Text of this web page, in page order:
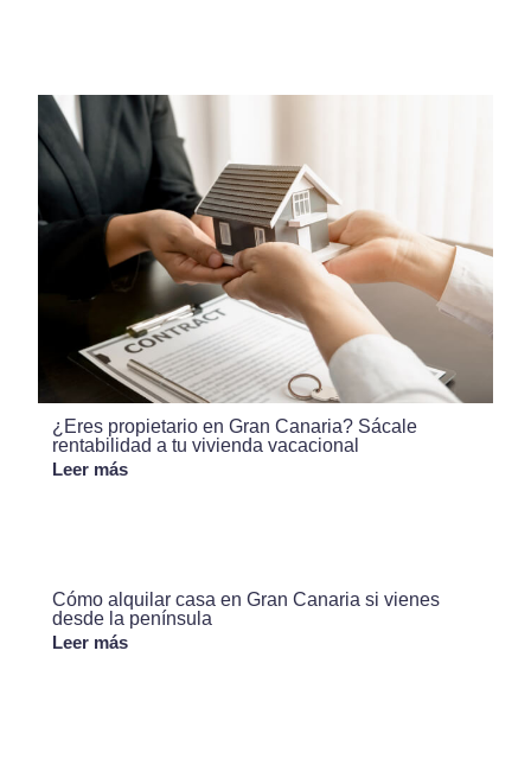
¿Eres propietario en Gran Canaria? Sácale
rentabilidad a tu vivienda vacacional
Leer más
Cómo alquilar casa en Gran Canaria si vienes
desde la península
Leer más